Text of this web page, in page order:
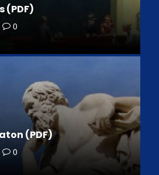
(PDF)
0
(PDF)
0